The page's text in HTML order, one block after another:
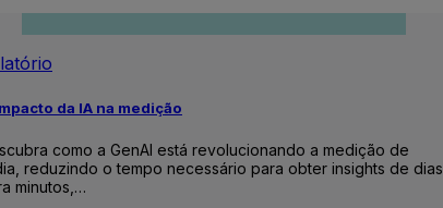
da IA na medição
como a GenAI está revolucionando a medição de
reduzindo o tempo necessário para obter insights de dias
minutos,…